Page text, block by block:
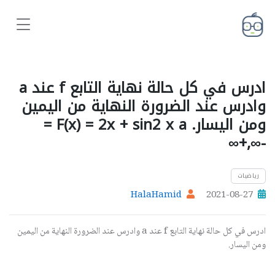
ادرس في كل حالة نهاية التابع f عند a
وادرس عند الضرورة النهاية من اليمين
ومن اليسار. F(x) = 2x + sin2 x a =
-∞,+∞
رياضيات
2021-08-27
HalaHamid
ادرس في كل حالة نهاية التابعfعندaوادرس عند الضرورة النهاية من اليمين
ومن اليسار.